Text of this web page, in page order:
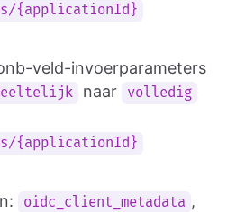
{applicationId}
veld-invoerparameters
naar volledig
{applicationId}
oidc_client_metadata ,